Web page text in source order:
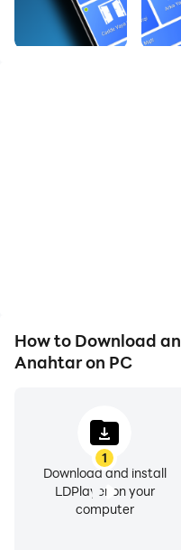
kapısı, otopark
blok girişi, yaya girişi,
göstergeç anahtarlık
geliştirilmiş, herkesin
online çalışan bir
Wikey kablosuz
bariyeri kontrolü
yetkilendirerek sadece
How to Download
Anahtar on PC
1
Download and install
LDPlayer on your
computer